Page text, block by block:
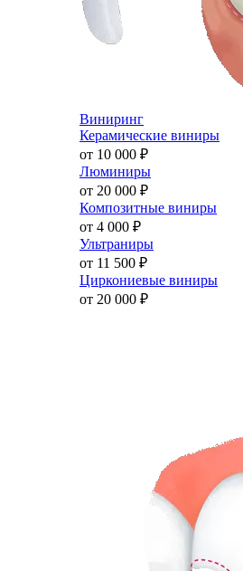
Виниринг
Керамические виниры
от 10 000 ₽
Люминиры
от 20 000 ₽
Композитные виниры
от 4 000 ₽
Ультраниры
от 11 500 ₽
Циркониевые виниры
от 20 000 ₽